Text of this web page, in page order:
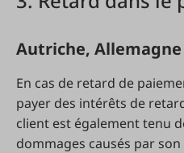
Autriche, Allemagne
En cas de retard de
payer des intérêts de
client est également tenu
dommages causés par